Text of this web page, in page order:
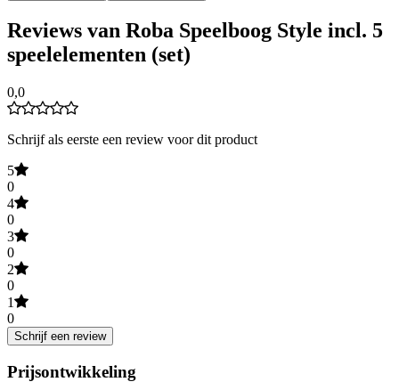
Reviews van Roba Speelboog Style incl. 5
speelelementen (set)
0,0
Schrijf als eerste een review voor dit product
5
0
4
0
3
0
2
0
1
0
Schrijf een review
Prijsontwikkeling